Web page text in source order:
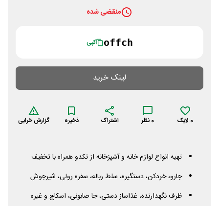
منقضی شده
offch کپی
لینک خرید
0 لایک 0 نظر اشتراک ذخیره گزارش خرابی
تهیه انواع لوازم خانه و آشپزخانه از تکدو همراه با تخفیف
جارو، خردکن، دستگیره، سلط زباله، سفره رولی، شیرجوش
ظرف نگهدارنده، غذاساز دستی، جا صابونی، اسکاچ و غیره